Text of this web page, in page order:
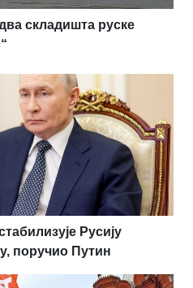
складишта руске
Русију
поручио Путин